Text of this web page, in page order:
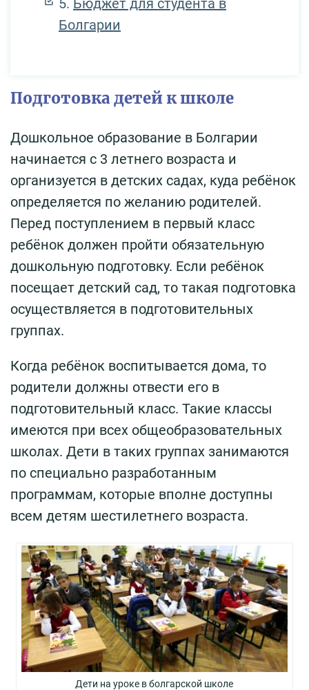
Бюджет для студента в
Болгарии
Подготовка детей к школе
Дошкольное образование в Болгарии
начинается с 3 летнего возраста и
организуется в детских садах, куда ребёнок
определяется по желанию родителей.
Перед поступлением в первый класс
ребёнок должен пройти обязательную
дошкольную подготовку. Если ребёнок
посещает детский сад, то такая подготовка
осуществляется в подготовительных
группах.
Когда ребёнок воспитывается дома, то
родители должны отвести его в
подготовительный класс. Такие классы
имеются при всех общеобразовательных
школах. Дети в таких группах занимаются
по специально разработанным
программам, которые вполне доступны
всем детям шестилетнего возраста.
Дети на уроке в болгарской школе